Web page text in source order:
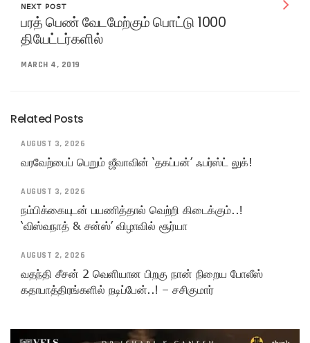
NEXT POST
பரத் பெண் வேடமேற்கும் பொட்டு 1000
தியேட்டர்களில்
MARCH 4, 2019
Related Posts
AUGUST 3, 2026
வரவேற்பைப் பெறும் ஜீவாவின் ‘தகப்பன்’ ஃபர்ஸ்ட் லுக்!
AUGUST 3, 2026
நம்பிக்கையுடன் பயணித்தால் வெற்றி கிடைக்கும்..!
‘விஸ்வநாத் & சன்ஸ்’ விழாவில் சூர்யா
AUGUST 2, 2026
வதந்தி சீசன் 2 வெளியான பிறகு நான் நிறைய போலீஸ்
கதாபாத்திரங்களில் நடிப்பேன்..! – சசிகுமார்